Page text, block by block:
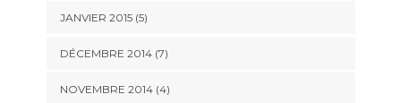
JANVIER 2015(5)
DÉCEMBRE 2014(7)
NOVEMBRE 2014(4)